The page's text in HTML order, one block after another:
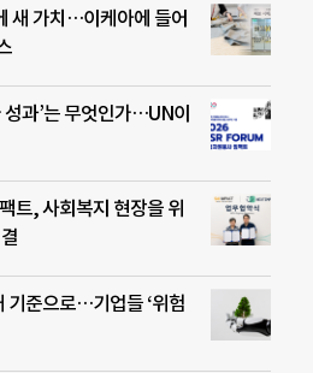
새 가치…이케아에 들어
과’는 무엇인가…UN이
트, 사회복지 현장을 위
기준으로…기업들 ‘위험